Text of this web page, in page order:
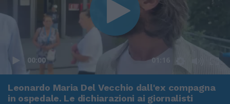
00:00 01:16
Leonardo Maria Del Vecchio dall'ex compagna
in ospedale. Le dichiarazioni ai giornalisti